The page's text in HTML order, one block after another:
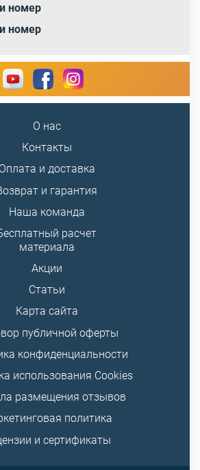
номер
номер
О нас
Контакты
Оплата и доставка
и гарантия
Наша команда
расчет
материала
Акции
Статьи
Карта сайта
публичной оферты
конфиденциальности
использования Cookies
размещения отзывов
политика
и сертификаты